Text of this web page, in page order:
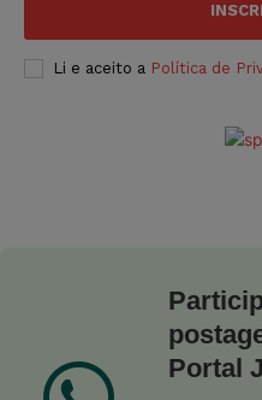
Li e aceito a Política de
Portal